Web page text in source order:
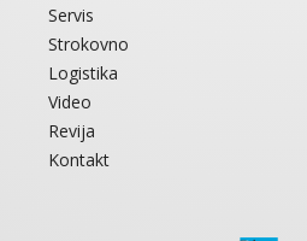
Servis
Strokovno
Logistika
Video
Revija
Kontakt